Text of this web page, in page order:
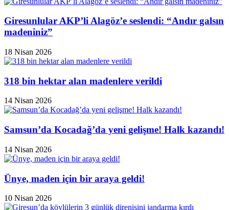
Giresunlular AKP’li Alagöz’e seslendi: “Andır galsın
madeniniz”
18 Nisan 2026
318 bin hektar alan madenlere verildi
14 Nisan 2026
Samsun’da Kocadağ’da yeni gelişme! Halk kazandı!
14 Nisan 2026
Ünye, maden için bir araya geldi!
10 Nisan 2026